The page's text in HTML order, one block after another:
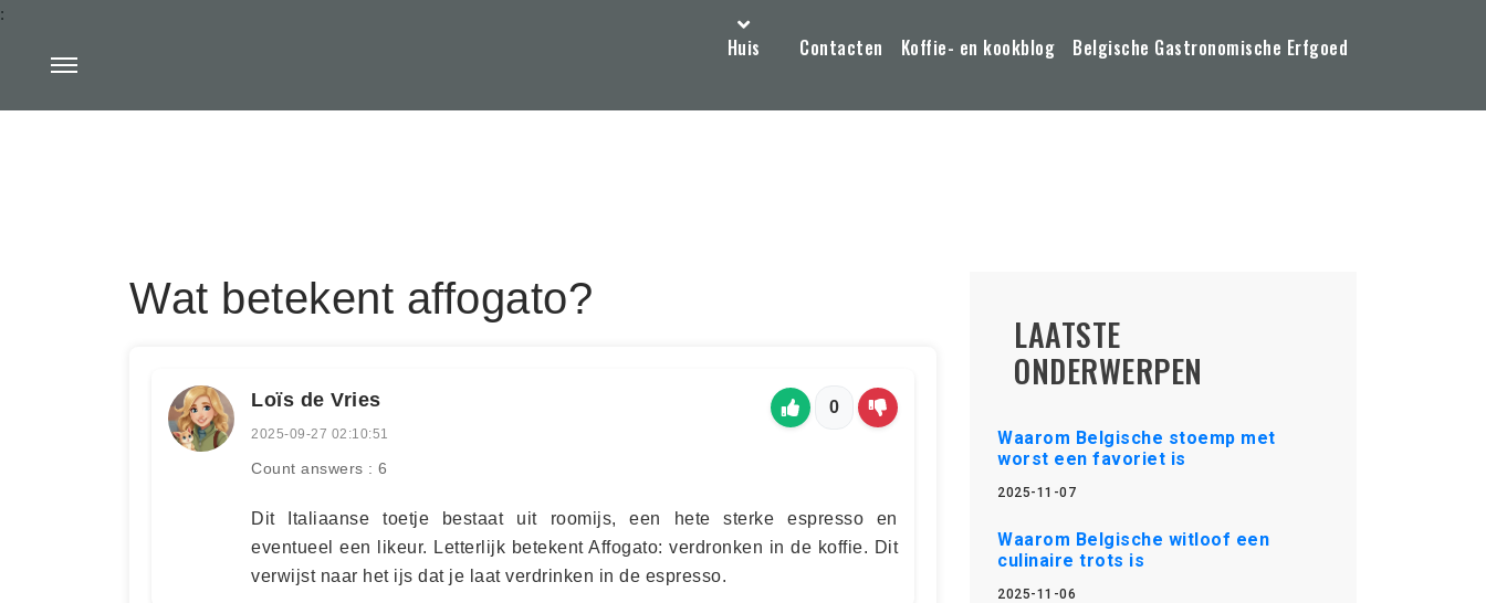
Huis Contacten Koffie- en kookblog Belgische Gastronomische Erfgoed
:
Wat betekent affogato?
Loïs de Vries
2025-09-27 02:10:51
Count answers : 6
0
Dit Italiaanse toetje bestaat uit roomijs, een hete sterke espresso en
eventueel een likeur. Letterlijk betekent Affogato: verdronken in de koffie. Dit
verwijst naar het ijs dat je laat verdrinken in de espresso.
LAATSTE
ONDERWERPEN
Waarom Belgische stoemp met
worst een favoriet is
2025-11-07
Waarom Belgische witloof een
culinaire trots is
2025-11-06